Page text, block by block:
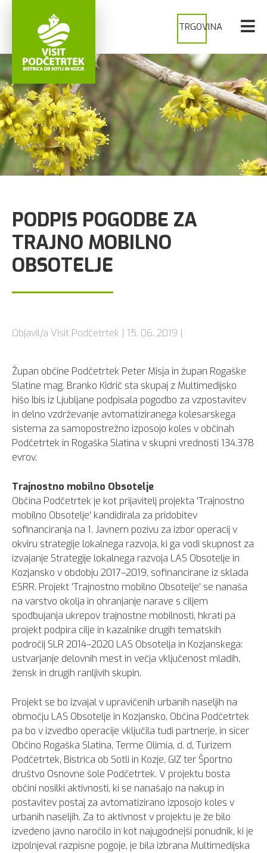
TRGOVINA
PODPIS POGODBE ZA
TRAJNO MOBILNO
OBSOTELJE
Objavil/a Visit Podčetrtek | 15. 06. 2019 |
Župan občine Podčetrtek Peter Misja in župan Rogaške
Slatine mag. Branko Kidrič sta skupaj z Multimedijsko
hišo Ibis iz Ljubljane podpisala pogodbo za vzpostavitev
in delno vzdrževanje avtomatiziranega kolesarskega
sistema za samopostrežno izposojo koles v občinah
Podčetrtek in Rogaška Slatina v skupni vrednosti 134.378
evrov.
Trajnostno mobilno Obsotelje
Občina Podčetrtek je kot prijavitelj projekta 'Trajnostno
mobilno Obsotelje' kandidirala za pridobitev
sofinanciranja na 1. Javnem pozivu za izbor operacij v
okviru strategije lokalnega razvoja, ki ga vodi skupnost za
izvajanje Strategije lokalnega razvoja LAS Obsotelje in
Kozjansko v obdobju 2017–2019, sofinancirane iz sklada
ESRR. Projekt 'Trajnostno mobilno Obsotelje' se nanaša
na varstvo okolja in ohranjanje narave s ciljem
spodbujanja ukrepov trajnostne mobilnosti, hkrati pa
projekt podpira cilje in kazalnike drugih tematskih
področij SLR 2014–2020 LAS Obsotelja in Kozjanskega:
ustvarjanje delovnih mest in večja vključenost mladih,
žensk in drugih ranljivih skupin.
Projekt se bo izvajal v upravičenih urbanih naseljih na
območju LAS Obsotelje in Kozjansko, Občina Podčetrtek
pa bo v izvedbo operacije vključila tudi partnerje, in sicer
Občino Rogaška Slatina, Terme Olimia, d. d, Turizem
Podčetrtek, Bistrica ob Sotli in Kozje, GIZ ter Športno
društvo Osnovne šole Podčetrtek. V projektu bosta
občini nosilki aktivnosti, ki se nanašajo na nakup in
postavitev postaj za avtomatizirano izposojo koles v
urbanih naseljih. Za to aktivnost v projektu je že bilo
izvedeno javno naročilo in kot najugodnejši ponudnik, ki je
izpolnjeval razpisne pogoje, je bila izbrana Multimedijska